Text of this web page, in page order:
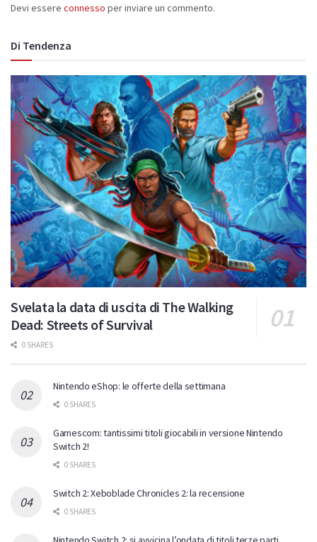
Devi essere connesso per inviare un commento.
Di Tendenza
Svelata la data di uscita di The Walking
Dead: Streets of Survival
0 SHARES
Nintendo eShop: le offerte della settimana
0 SHARES
Gamescom: tantissimi titoli giocabili in versione Nintendo
Switch 2!
0 SHARES
Switch 2: Xeboblade Chronicles 2: la recensione
0 SHARES